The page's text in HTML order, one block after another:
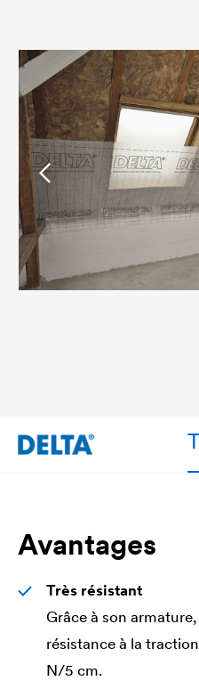
Avantages
Très résistant
Grâce à son
résistance à la
N/5 cm.